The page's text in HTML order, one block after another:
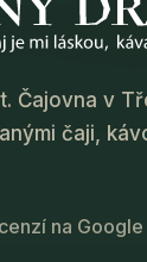
Čajovna v
čaji,
na Google